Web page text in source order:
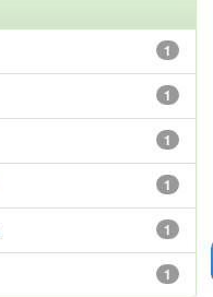
1
1
1
1
1
1